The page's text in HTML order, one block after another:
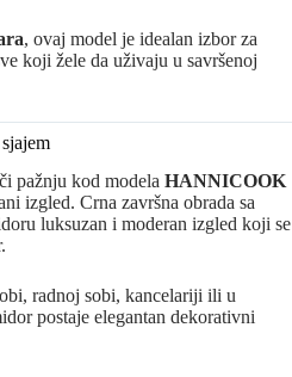
, ovaj model je idealan izbor za
koji žele da uživaju u savršenoj
pažnju kod modela HANNICOOK
izgled. Crna završna obrada sa
luksuzan i moderan izgled koji se
radnoj sobi, kancelariji ili u
postaje elegantan dekorativni